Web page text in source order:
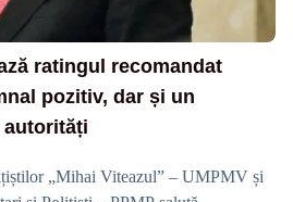
ratingul recomandat
pozitiv, dar și un
„Mihai Viteazul” – UMPMV și